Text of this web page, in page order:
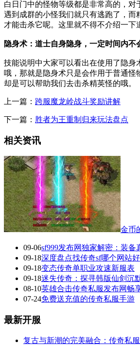
白日门中的怪物等级都是非常高的，
遇到成群的小怪我们就只有逃跑了，
才能击杀它呢。这里就不得不介绍一下
隐身术：道士自身隐身，一定时间内不
技能说明中大家可以看出在使用了隐
哦，那就是隐身术只是会作用于普通怪
却是可以帮助我们去击杀精英怪的哦。
上一篇： 跨服魔龙岭战斗奖励讲解
下一篇： 胜者为王重制归来玩法盘点
相关资讯
金币
09-06sf999发布网独家解密：装备
09-18深度盘点找传奇sf哪个网站好
09-18变态传奇单职业攻速新服表
09-18迷失传奇：探寻韩版仙剑沉
08-10英雄合击传奇私服发布网畅
07-24免费送充值的传奇私服手游
最新开服
复古与新潮的完美融合：传奇私